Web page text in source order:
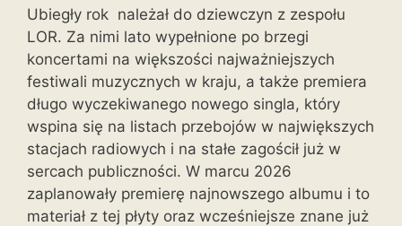
Ubiegły rok należał do dziewczyn z zespołu
LOR. Za nimi lato wypełnione po brzegi
koncertami na większości najważniejszych
festiwali muzycznych w kraju, a także premiera
długo wyczekiwanego nowego singla, który
wspina się na listach przebojów w największych
stacjach radiowych i na stałe zagościł już w
sercach publiczności. W marcu 2026
zaplanowały premierę najnowszego albumu i to
materiał z tej płyty oraz wcześniejsze znane już